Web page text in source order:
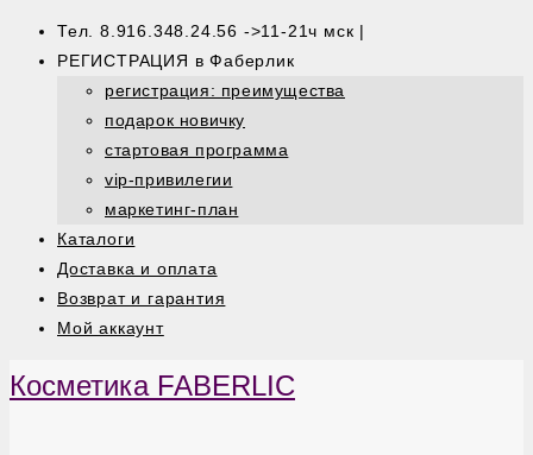
Тел. 8.916.348.24.56 ->11-21ч мск |
РЕГИСТРАЦИЯ в Фаберлик
регистрация: преимущества
подарок новичку
стартовая программа
vip-привилегии
маркетинг-план
Каталоги
Доставка и оплата
Возврат и гарантия
Мой аккаунт
Косметика FABERLIC